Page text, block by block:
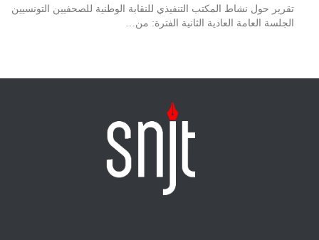
تقرير حول نشاط المكتب التنفيذي للنقابة الوطنية للصحفيين التونسيين
الجلسة العامة العادية الثانية الفترة: من…